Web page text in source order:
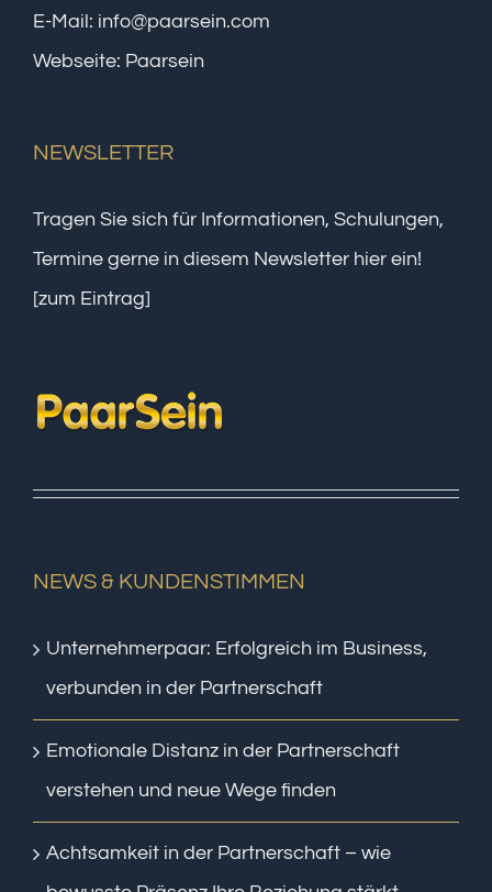
E-Mail: info@paarsein.com
Webseite: Paarsein
NEWSLETTER
Tragen Sie sich für Informationen, Schulungen,
Termine gerne in diesem Newsletter hier ein!
[zum Eintrag]
NEWS & KUNDENSTIMMEN
Unternehmerpaar: Erfolgreich im Business,
verbunden in der Partnerschaft
Emotionale Distanz in der Partnerschaft
verstehen und neue Wege finden
Achtsamkeit in der Partnerschaft – wie